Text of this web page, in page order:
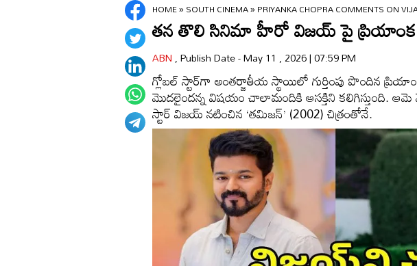
HOME»SOUTH CINEMA»PRIYANKA CHOPRA COMMENTS ON
తన తొలి సినిమా హీరో విజయ్‌ పై
ABN, Publish Date - May 11 , 2026 | 07:59 PM
గ్లోబల్ స్టార్‌గా అంతర్జాతీయ స్థాయిలో గుర్తింపు పొందిన
మొదలైందన్న విషయం చాలామందికి ఆసక్తిని కలిగిస్తుంది.
స్టార్ విజయ్ నటించిన ‘త‌మిజ‌న్’ (2002) చిత్రంతోనే.